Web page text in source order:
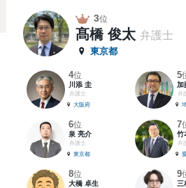
3位
髙橋 俊太 弁護士
東京都
4位
川添 圭
弁護士
大阪府
5
加
弁
6位
泉 亮介
弁護士
東京都
7
竹
弁
8位
大橋 卓生
9
三